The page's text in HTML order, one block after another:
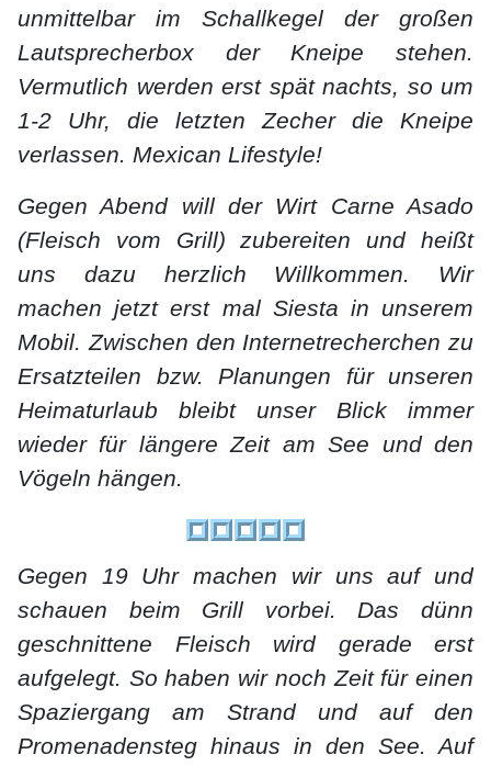
unmittelbar im Schallkegel der großen
Lautsprecherbox der Kneipe stehen.
Vermutlich werden erst spät nachts, so um
1-2 Uhr, die letzten Zecher die Kneipe
verlassen. Mexican Lifestyle!
Gegen Abend will der Wirt Carne Asado
(Fleisch vom Grill) zubereiten und heißt
uns dazu herzlich Willkommen. Wir
machen jetzt erst mal Siesta in unserem
Mobil. Zwischen den Internetrecherchen zu
Ersatzteilen bzw. Planungen für unseren
Heimaturlaub bleibt unser Blick immer
wieder für längere Zeit am See und den
Vögeln hängen.
Gegen 19 Uhr machen wir uns auf und
schauen beim Grill vorbei. Das dünn
geschnittene Fleisch wird gerade erst
aufgelegt. So haben wir noch Zeit für einen
Spaziergang am Strand und auf den
Promenadensteg hinaus in den See. Auf